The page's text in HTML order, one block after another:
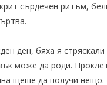
сърдечен ритъм,
ден, бяха я
може да роди.
щеше да получи нещо.